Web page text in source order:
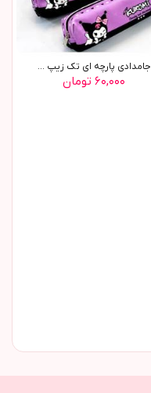
جامدادی پارچه ای تک زیپ ...
۶۰,۰۰۰ تومان